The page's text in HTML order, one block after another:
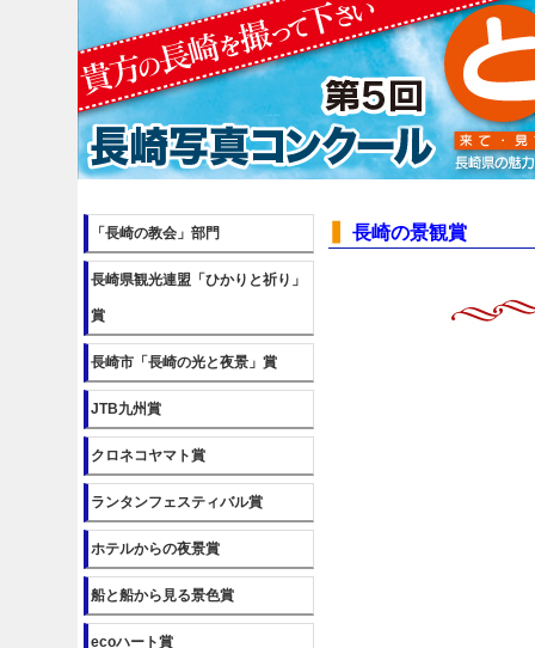
「長崎の教会」部門
長崎県観光連盟「ひかりと祈り」
賞
長崎市「長崎の光と夜景」賞
JTB九州賞
クロネコヤマト賞
ランタンフェスティバル賞
ホテルからの夜景賞
船と船から見る景色賞
ecoハート賞
長崎の景観賞